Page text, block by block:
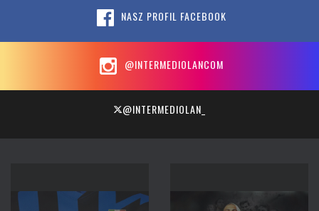
NASZ PROFIL FACEBOOK
@INTERMEDIOLANCOM
@INTERMEDIOLAN_